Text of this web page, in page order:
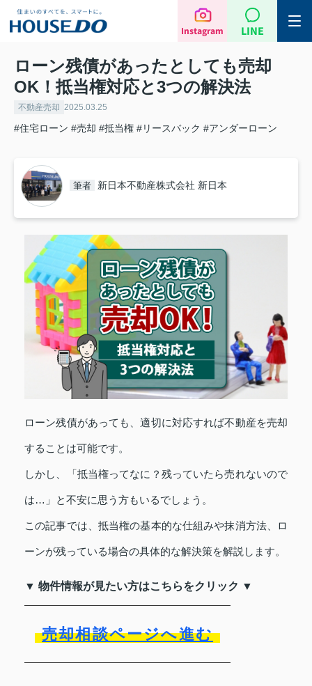
Instagram LINE
ローン残債があったとしても売却
OK！抵当権対応と3つの解決法
不動産売却 2025.03.25
#住宅ローン #売却 #抵当権 #リースバック #アンダーローン
筆者 新日本不動産株式会社 新日本
ローン残債があっても、適切に対応すれば不動産を売却
することは可能です。
しかし、「抵当権ってなに？残っていたら売れないので
は…」と不安に思う方もいるでしょう。
この記事では、抵当権の基本的な仕組みや抹消方法、ロ
ーンが残っている場合の具体的な解決策を解説します。
▼ 物件情報が見たい方はこちらをクリック ▼
売却相談ページへ進む